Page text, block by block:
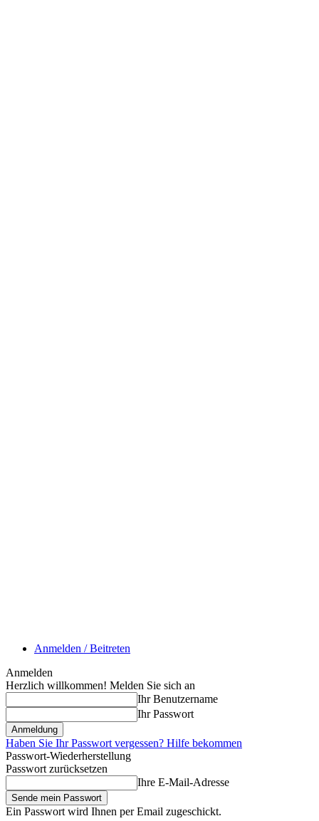
Anmelden / Beitreten
Anmelden
Herzlich willkommen! Melden Sie sich an
Ihr Benutzername
Ihr Passwort
Haben Sie Ihr Passwort vergessen? Hilfe bekommen
Passwort-Wiederherstellung
Passwort zurücksetzen
Ihre E-Mail-Adresse
Ein Passwort wird Ihnen per Email zugeschickt.